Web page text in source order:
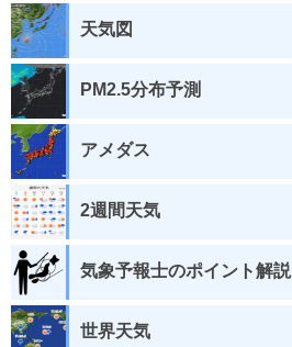
天気図
PM2.5分布予測
アメダス
2週間天気
気象予報士のポイント解説
世界天気